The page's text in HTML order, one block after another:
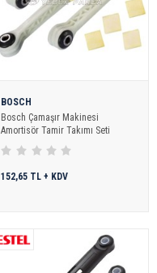
BOSCH
Bosch Çamaşır Makinesi
Amortisör Tamir Takımı Seti
152,65 TL + KDV